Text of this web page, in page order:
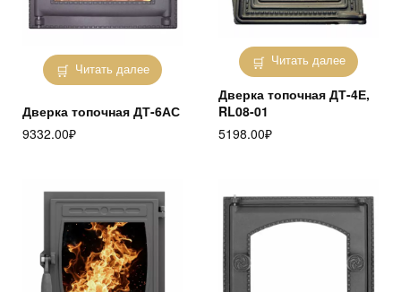
Читать далее
Дверка топочная ДТ-6АС
9332.00₽
Читать далее
Дверка топочная ДТ-4Е,
RL08-01
5198.00₽